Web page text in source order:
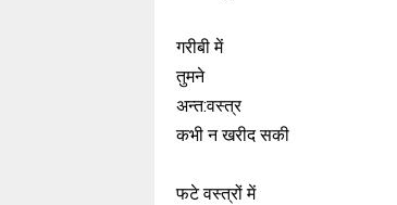
गरीबी में
तुमने
अन्त:वस्त्र
कभी न खरीद सकी
फटे वस्त्रों में